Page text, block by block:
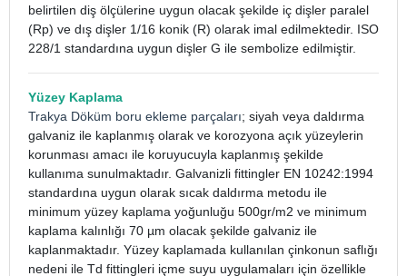
belirtilen diş ölçülerine uygun olacak şekilde iç dişler paralel
(Rp) ve dış dişler 1/16 konik (R) olarak imal edilmektedir. ISO
228/1 standardına uygun dişler G ile sembolize edilmiştir.
Yüzey Kaplama
Trakya Döküm boru ekleme parçaları; siyah veya daldırma
galvaniz ile kaplanmış olarak ve korozyona açık yüzeylerin
korunması amacı ile koruyucuyla kaplanmış şekilde
kullanıma sunulmaktadır. Galvanizli fittingler EN 10242:1994
standardına uygun olarak sıcak daldırma metodu ile
minimum yüzey kaplama yoğunluğu 500gr/m2 ve minimum
kaplama kalınlığı 70 µm olacak şekilde galvaniz ile
kaplanmaktadır. Yüzey kaplamada kullanılan çinkonun saflığı
nedeni ile Td fittingleri içme suyu uygulamaları için özellikle